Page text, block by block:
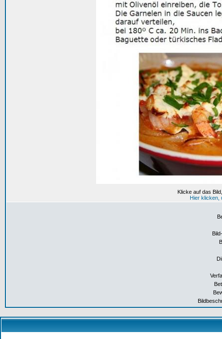
Klicke auf das
Hier klicken,